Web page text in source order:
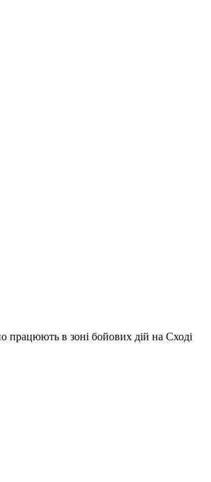
працюють в зоні бойових дій на Сході